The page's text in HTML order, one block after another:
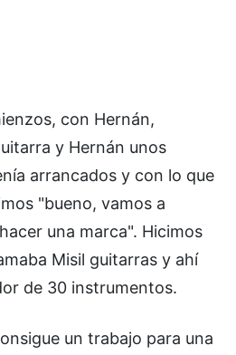
con Hernán,
y Hernán unos
arrancados y con lo que
"bueno, vamos a
una marca". Hicimos
Misil guitarras y ahí
de 30 instrumentos.
un trabajo para una